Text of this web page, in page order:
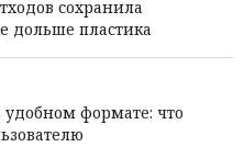
сохранила
дольше пластика
формате: что